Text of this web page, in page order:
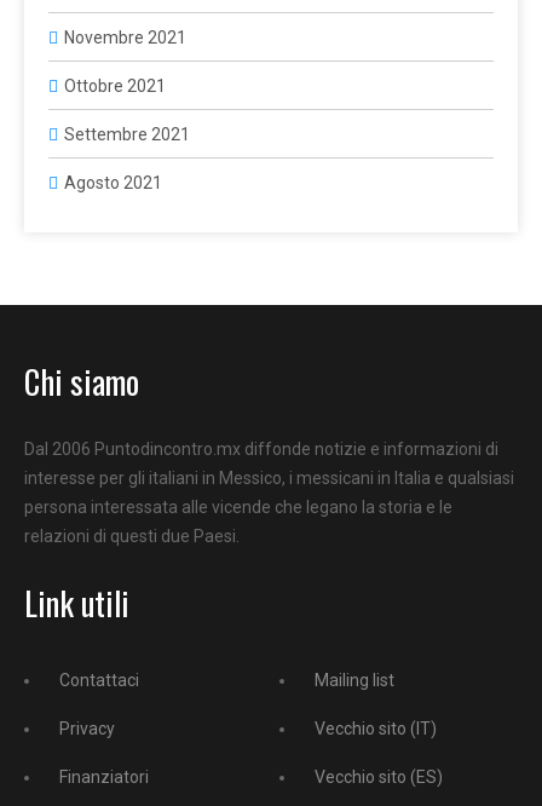
Novembre 2021
Ottobre 2021
Settembre 2021
Agosto 2021
Chi siamo
Dal 2006 Puntodincontro.mx diffonde notizie e informazioni di
interesse per gli italiani in Messico, i messicani in Italia e qualsiasi
persona interessata alle vicende che legano la storia e le
relazioni di questi due Paesi.
Link utili
Contattaci
Privacy
Finanziatori
Mailing list
Vecchio sito (IT)
Vecchio sito (ES)